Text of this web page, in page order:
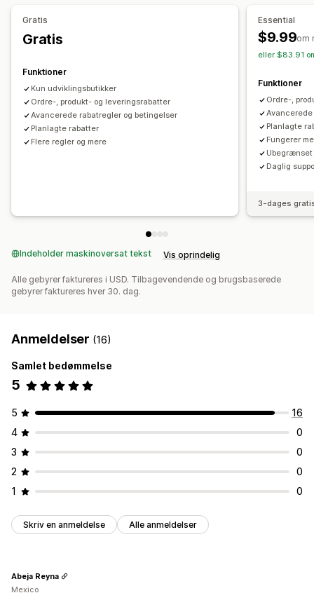
Tilpassede rabatter
Tilpasset kode
Kombinering af rabatter
Målretning
Geolokation Segmentering Tagging
Tilpasning af betalingsflow
Automatiske rabatter
Gratis
Gratis
Funktioner
Kun udviklingsbutikker
Ordre-, produkt- og leveringsrabatter
Avancerede rabatregler og betingelser
Planlagte rabatter
Flere regler og mere
Essential
$9.99om
eller $83.91
Funktioner
Ordre-,
Planlagte
Fungerer
Daglig
3-dages
Indeholder maskinoversat tekst Vis oprindelig
Alle gebyrer faktureres i USD. Tilbagevendende og brugsbaserede
gebyrer faktureres hver 30. dag.
Anmeldelser (16)
Samlet bedømmelse
5
5
16
4
0
3
0
2
0
1
0
Skriv en anmeldelse Alle anmeldelser
Abeja Reyna
Mexico